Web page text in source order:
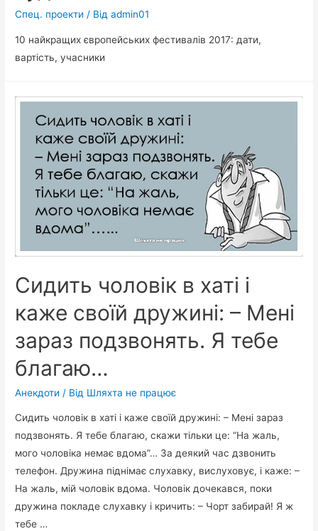
Спец. проекти / Відadmin01
10 найкращих європейських фестивалів 2017: дати,
вартість, учасники
Сидить чоловік в хаті і
каже своїй дружині: – Мені
зараз подзвонять. Я тебе
благаю…
Анекдоти / Від Шляхта не працює
Сидить чоловік в хаті і каже своїй дружині: – Мені зараз
подзвонять. Я тебе благаю, скажи тільки це: “На жаль,
мого чоловіка немає вдома”… За деякий час дзвонить
телефон. Дружина піднімає слухавку, вислуховує, і каже: –
На жаль, мій чоловік вдома. Чоловік дочекався, поки
дружина покладе слухавку і кричить: – Чорт забирай! Я ж
тебе …